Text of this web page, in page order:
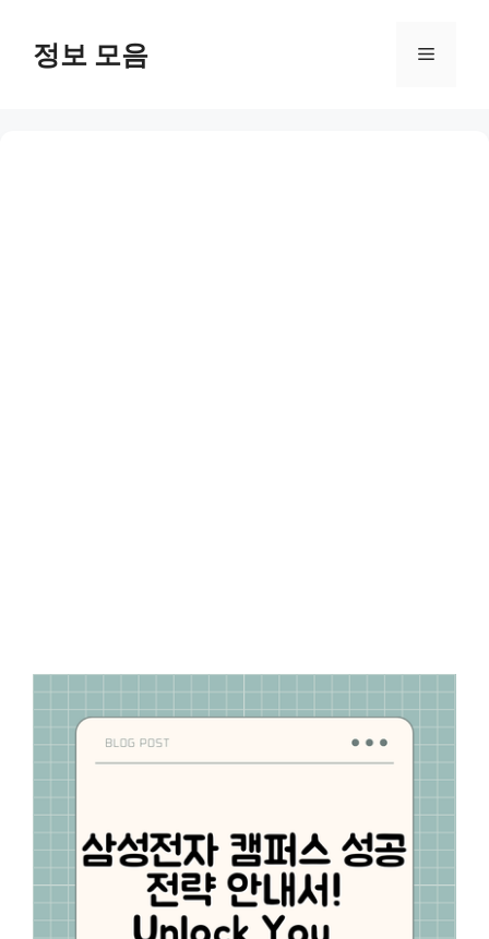
content정보 모음 Menu